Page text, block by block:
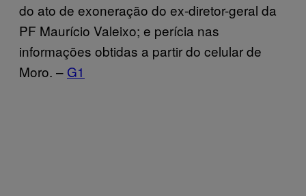
do ato de exoneração do ex-diretor-geral da
PF Maurício Valeixo; e perícia nas
informações obtidas a partir do celular de
Moro. – G1